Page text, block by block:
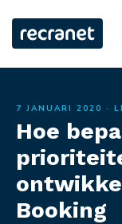
7 JANUARI 2020 ·
Hoe
Booking